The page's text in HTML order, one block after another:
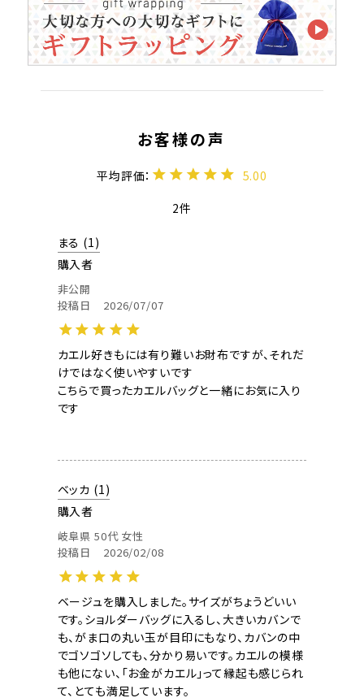
5.00
2
まる
1
購入者
非公開
投稿日
2026/07/07
カエル好きもには有り難いお財布ですが、それだ
けではなく使いやすいです
こちらで買ったカエルバッグと一緒にお気に入り
です
ベッカ
1
購入者
岐阜県 50代 女性
投稿日
2026/02/08
ベージュを購入しました。サイズがちょうどいい
です。ショルダーバッグに入るし、大きいカバンで
も、がま口の丸い玉が目印にもなり、カバンの中
でゴソゴソしても、分かり易いです。カエルの模様
も他にない、「お金がカエル」って縁起も感じられ
て、とても満足しています。